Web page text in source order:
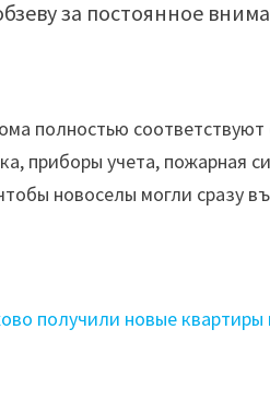
за постоянное
полностью
приборы учета, пожарная
новоселы могли сразу
получили новые квартиры